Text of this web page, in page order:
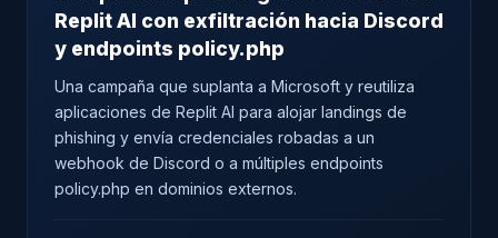
Replit AI con exfiltración hacia Discord
y endpoints policy.php
Una campaña que suplanta a Microsoft y reutiliza
aplicaciones de Replit AI para alojar landings de
phishing y envía credenciales robadas a un
webhook de Discord o a múltiples endpoints
policy.php en dominios externos.